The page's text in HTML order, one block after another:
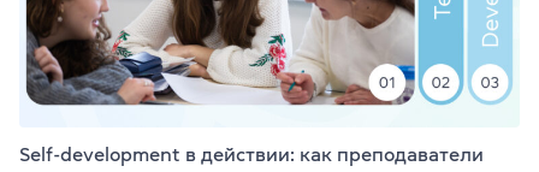
Self-development в действии: как преподаватели